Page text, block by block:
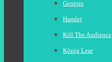
Genesis
Hamlet
Kill The Audience
König Lear